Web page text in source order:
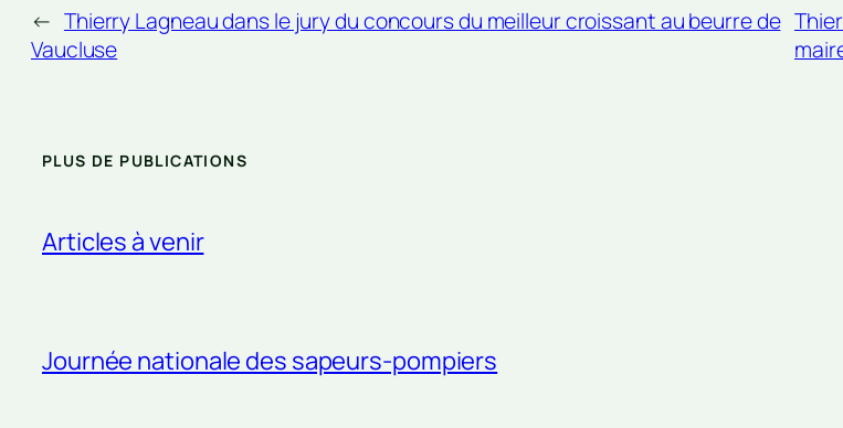
← Thierry Lagneau dans le jury du concours du meilleur croissant au beurre de
Vaucluse
PLUS DE PUBLICATIONS
Articles à venir
Journée nationale des sapeurs-pompiers